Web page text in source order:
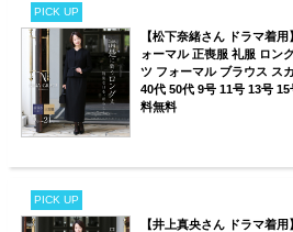
PICK UP
【松下奈緒さん ドラマ着
ォーマル 正喪服 礼服 ロン
ツ フォーマル ブラウス ス
40代 50代 9号 11号 13号
料無料
PICK UP
【井上真央さん ドラマ着